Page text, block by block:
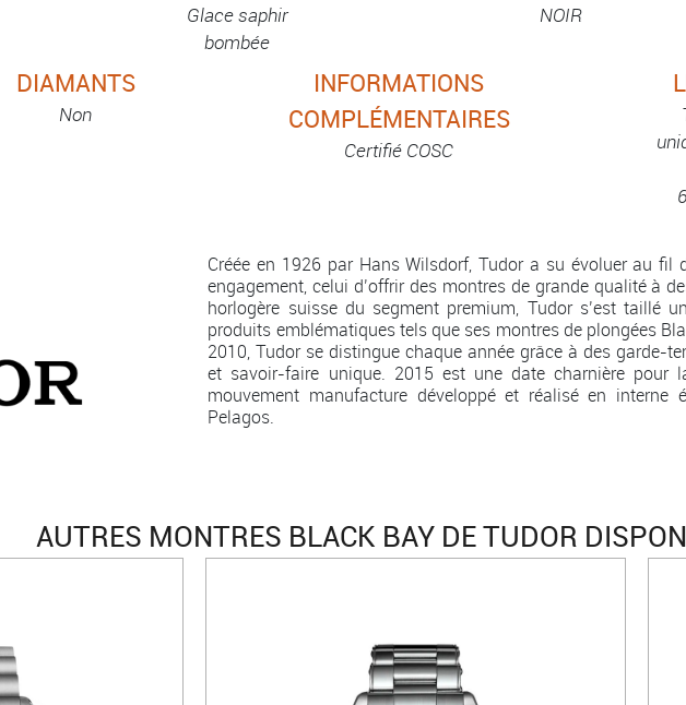
Glace saphir
bombée
NOIR
DIAMANTS
Non
INFORMATIONS
COMPLÉMENTAIRES
Certifié COSC
Créée en 1926 par Hans Wilsdorf, Tudor a su évoluer au
engagement, celui d’offrir des montres de grande qualité à
horlogère suisse du segment premium, Tudor s’est taillé
produits emblématiques tels que ses montres de plongées
2010, Tudor se distingue chaque année grâce à des garde-
et savoir-faire unique. 2015 est une date charnière pour
mouvement manufacture développé et réalisé en
Pelagos.
AUTRES MONTRES BLACK BAY DE TUDOR